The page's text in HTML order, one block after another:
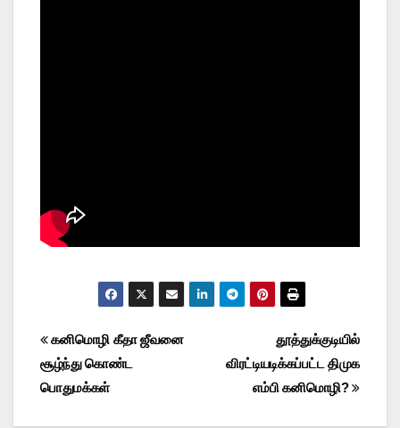
Post
navigation
தூத்துக்குடியில்
விரட்டியடிக்கப்பட்ட திமுக
எம்பி கனிமொழி?
கனிமொழி கீதா ஜீவனை
சூழ்ந்து கொண்ட
பொதுமக்கள்